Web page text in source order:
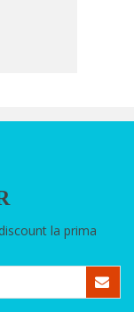
la prima